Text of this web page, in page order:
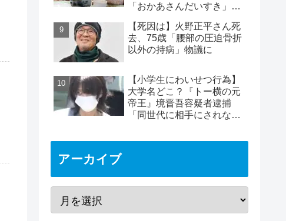
「おかあさんだいすき」折
論
【死因は】火野正平さん死
去、75歳「腰部の圧迫骨折
以外の持病」物議に
【小学生にわいせつ行為】
大学名どこ？『トー横の元
帝王』境晋吾容疑者逮捕
「同世代に相手にされない
アーカイブ